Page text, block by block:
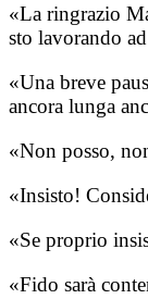
«La ringrazio
sto lavorando
«Una breve
ancora lunga
«Non posso,
«Insisto!
«Se proprio
«Fido sarà